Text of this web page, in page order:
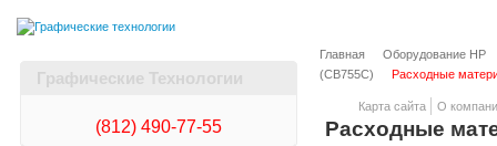
Карта сайта О
Графические Технологии
(812) 490-77-55
Главная
Оборудование HP
(CB755C)
Расходные
Расходные